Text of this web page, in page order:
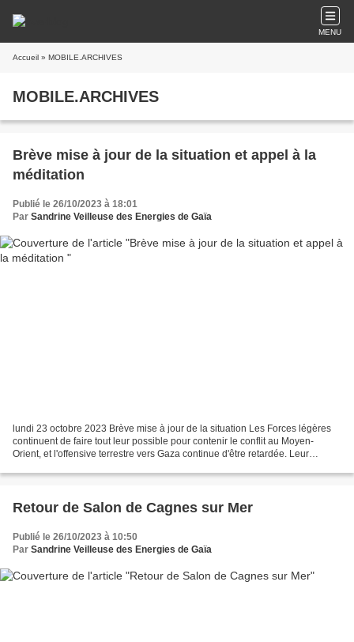
MENU
Accueil » MOBILE.ARCHIVES
MOBILE.ARCHIVES
Brève mise à jour de la situation et appel à la
méditation
Publié le 26/10/2023 à 18:01
Par Sandrine Veilleuse des Energies de Gaïa
lundi 23 octobre 2023 Brève mise à jour de la situation Les Forces légères
continuent de faire tout leur possible pour contenir le conflit au Moyen-
Orient, et l'offensive terrestre vers Gaza continue d'être retardée. Leur
Retour de Salon de Cagnes sur Mer
Publié le 26/10/2023 à 10:50
Par Sandrine Veilleuse des Energies de Gaïa